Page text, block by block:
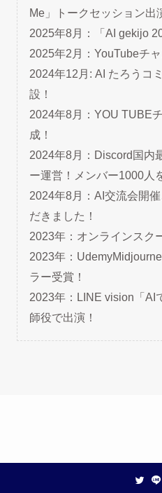
Me」トークセッション出
2025年8月：「AI gekijo
2025年2月：YouTubeチ
2024年12月: AI たろうコ
設！
2024年8月：YOU TUBE
成！
2024年8月：Discord国内
ー運営！メンバー1000人
2024年8月：AI交流会開
だきました！
2023年：オンラインスク
2023年：
ラー受賞！
2023年：LINE vision「AI
師役で出演！